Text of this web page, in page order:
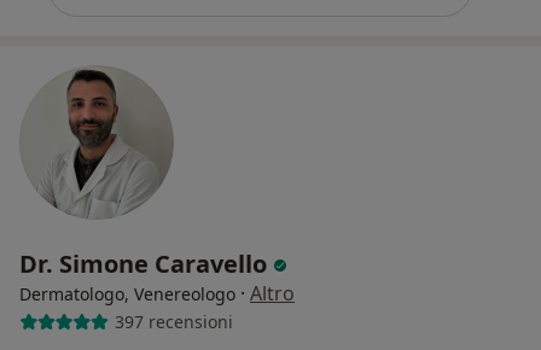
Dr. Simone Caravello
Dermatologo, Venereologo · Altro
397 recensioni